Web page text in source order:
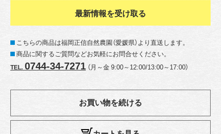
最新情報を受け取る
こちらの商品は福岡正信自然農園（愛媛県）より直送します。
商品に関するご質問などお気軽にお問合せください。
TEL.0744-34-7271（月～金 9:00～12:00/13:00～17:00）
お買い物を続ける